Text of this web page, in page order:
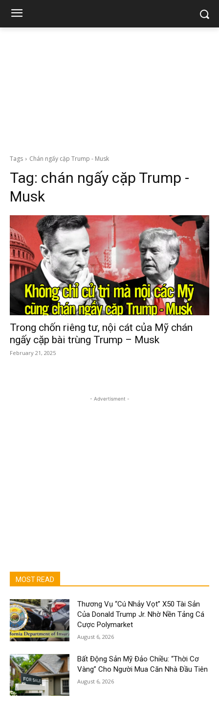
Tags Chán ngấy cặp Trump - Musk
Tag: chán ngấy cặp Trump -
Musk
Trong chốn riêng tư, nội cát của Mỹ chán
ngấy cặp bài trùng Trump – Musk
February 21, 2025
- Advertisment -
MOST READ
Thương Vụ “Cú Nhảy Vọt” X50 Tài Sản
Của Donald Trump Jr. Nhờ Nền Tảng Cá
Cược Polymarket
August 6, 2026
Bất Động Sản Mỹ Đảo Chiều: “Thời Cơ
Vàng” Cho Người Mua Căn Nhà Đầu Tiên
August 6, 2026